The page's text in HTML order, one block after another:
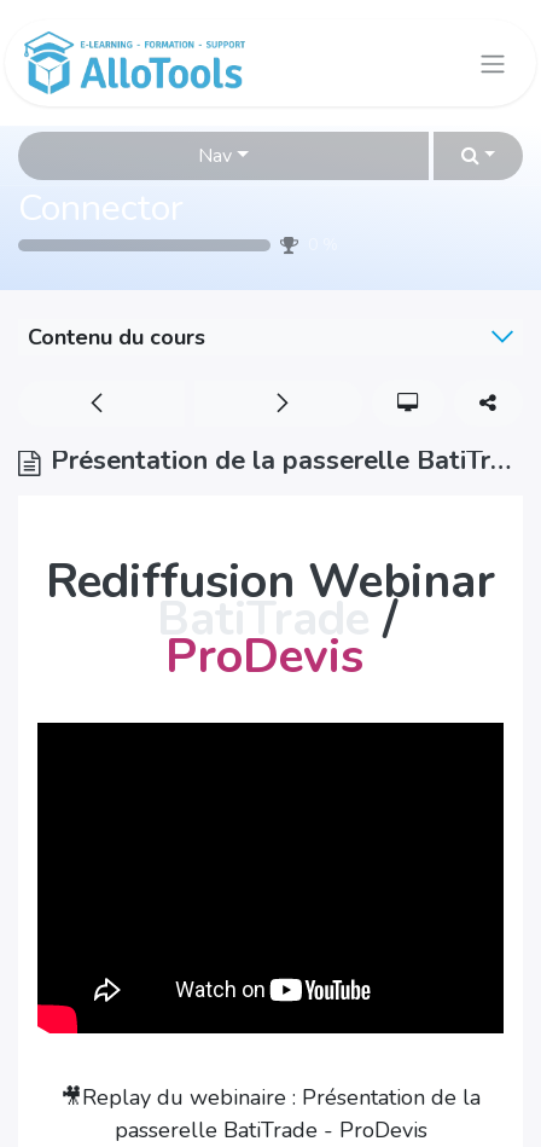
Nav
Connector
Contenu du cours
Présentation de la passerelle BatiTrade / ProDevis
Rediffusion Webinar
BatiTrade/
ProDevis
🎥Replay du webinaire : Présentation de la
passerelle BatiTrade - ProDevis